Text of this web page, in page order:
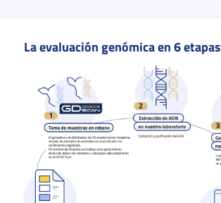
La evaluación genómica en 6 etapas